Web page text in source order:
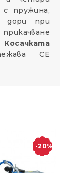
с пружина,
дори при
Косачката
СЕ
-20%